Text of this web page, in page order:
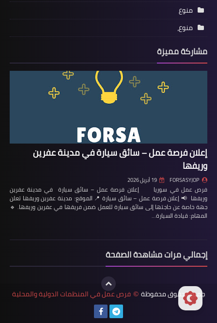
منوع
منوع،
مشاركة مميزة
إعلان فرصة عمل – سائق سيارة في مدينة عفرين
وريفها
FORSASYJOP 19 أبريل 2026
فرص عمل في سوريا إعلان فرصة عمل – سائق سيارة في مدينة عفرين
وريفها 📢 إعلان فرصة عمل – سائق سيارة 📍 الموقع: مدينة عفرين وريفها تعلن
جهة خاصة عن حاجتها إلى سائق سيارة للعمل ضمن فريقها في عفرين وريفها. 🔹
المهام: قيادة السيارة…
إجمالي مرات مشاهدة الصفحة
جميع الحقوق محفوظة © فرص عمل في المنظمات الدولية والمحلية